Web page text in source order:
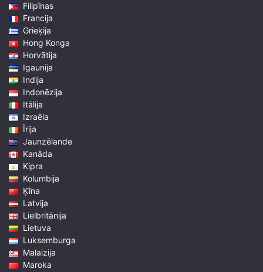
Filipīnas
Francija
Grieķija
Hong Konga
Horvātija
Igaunija
Indija
Indonēzija
Itālija
Izraēla
Īrija
Jaunzēlande
Kanāda
Kipra
Kolumbija
Ķīna
Latvija
Lielbritānija
Lietuva
Luksemburga
Malaizija
Maroka